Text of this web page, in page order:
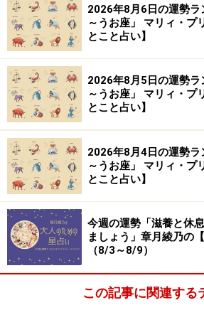
2026年8月6日の運勢ラ
～うお座」 マリィ・プ
とこと占い】
2026年8月5日の運勢ラ
～うお座」 マリィ・プ
とこと占い】
2026年8月4日の運勢ラ
～うお座」 マリィ・プ
とこと占い】
今週の運勢「滋養と休
ましょう」章月綾乃の
（8/3～8/9）
この記事に関連する